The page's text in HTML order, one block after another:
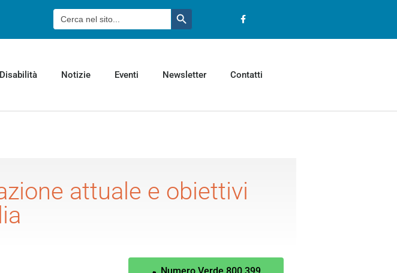
Cerca: Pulsante ricerca
Disabilità Notizie Eventi Newsletter Contatti
attuale e obiettivi